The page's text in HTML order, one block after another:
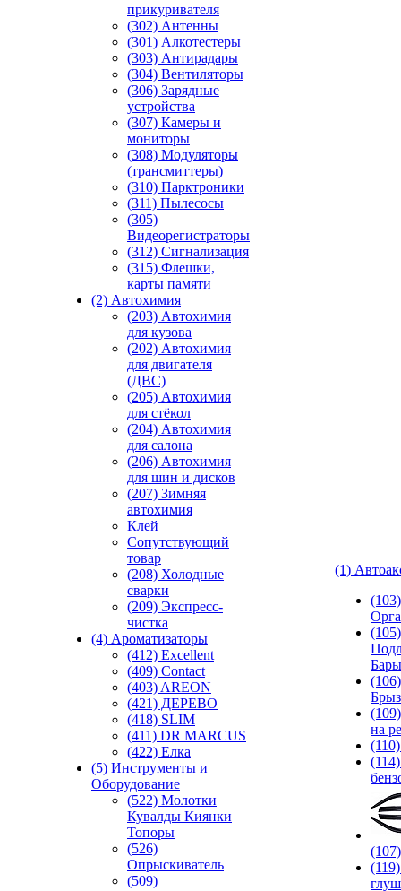
прикуривателя
(302) Антенны
(301) Алкотестеры
(303) Антирадары
(304) Вентиляторы
(306) Зарядные
устройства
(307) Камеры и
мониторы
(308) Модуляторы
(трансмиттеры)
(310) Парктроники
(311) Пылесосы
(305)
Видеорегистраторы
(312) Сигнализация
(315) Флешки,
карты памяти
(2) Автохимия
(203) Автохимия
для кузова
(202) Автохимия
для двигателя
(ДВС)
(205) Автохимия
для стёкол
(204) Автохимия
для салона
(206) Автохимия
для шин и дисков
(207) Зимняя
автохимия
Клей
Сопутствующий
товар
(208) Холодные
сварки
(209) Экспреcс-
чистка
(4) Ароматизаторы
(412) Excellent
(409) Contact
(403) AREON
(421) ДЕРЕВО
(418) SLIM
(411) DR MARCUS
(422) Елка
(5) Инструменты и
Оборудование
(522) Молотки
Кувалды Киянки
Топоры
(526)
Опрыскиватель
(509)
(1)
(105)
Бары
(106)
на